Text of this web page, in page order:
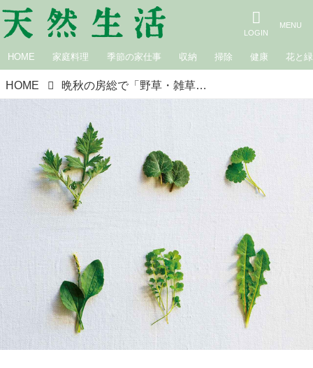
HOME 家庭料理 季節の家仕事 収納 掃除 健康 花と緑
HOME 晩秋の房総で「野草・雑草」に目を向ける。植物研究家・かわしまようこさんに聞く“道ばたの草花”に触れる楽しみ＆摘み方のコツ